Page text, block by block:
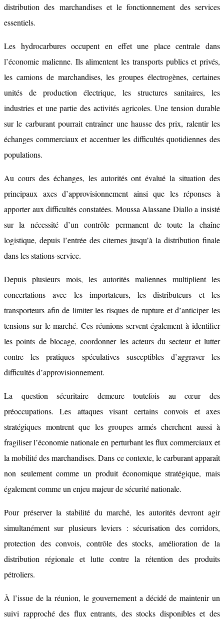
distribution des marchandises et le fonctionnement des services
essentiels.
Les hydrocarbures occupent en effet une place centrale dans
l’économie malienne. Ils alimentent les transports publics et privés,
les camions de marchandises, les groupes électrogènes, certaines
unités de production électrique, les structures sanitaires, les
industries et une partie des activités agricoles. Une tension durable
sur le carburant pourrait entraîner une hausse des prix, ralentir les
échanges commerciaux et accentuer les difficultés quotidiennes des
populations.
Au cours des échanges, les autorités ont évalué la situation des
principaux axes d’approvisionnement ainsi que les réponses à
apporter aux difficultés constatées. Moussa Alassane Diallo a insisté
sur la nécessité d’un contrôle permanent de toute la chaîne
logistique, depuis l’entrée des citernes jusqu’à la distribution finale
dans les stations-service.
Depuis plusieurs mois, les autorités maliennes multiplient les
concertations avec les importateurs, les distributeurs et les
transporteurs afin de limiter les risques de rupture et d’anticiper les
tensions sur le marché. Ces réunions servent également à identifier
les points de blocage, coordonner les acteurs du secteur et lutter
contre les pratiques spéculatives susceptibles d’aggraver les
difficultés d’approvisionnement.
La question sécuritaire demeure toutefois au cœur des
préoccupations. Les attaques visant certains convois et axes
stratégiques montrent que les groupes armés cherchent aussi à
fragiliser l’économie nationale en perturbant les flux commerciaux et
la mobilité des marchandises. Dans ce contexte, le carburant apparaît
non seulement comme un produit économique stratégique, mais
également comme un enjeu majeur de sécurité nationale.
Pour préserver la stabilité du marché, les autorités devront agir
simultanément sur plusieurs leviers : sécurisation des corridors,
protection des convois, contrôle des stocks, amélioration de la
distribution régionale et lutte contre la rétention des produits
pétroliers.
À l’issue de la réunion, le gouvernement a décidé de maintenir un
suivi rapproché des flux entrants, des stocks disponibles et des